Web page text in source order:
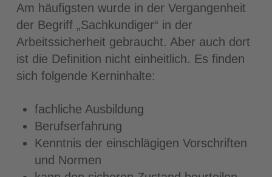
Am häufigsten wurde in der Vergangenheit
der Begriff „Sachkundiger“ in der
Arbeitssicherheit gebraucht. Aber auch dort
ist die Definition nicht einheitlich. Es finden
sich folgende Kerninhalte:
fachliche Ausbildung
Berufserfahrung
Kenntnis der einschlägigen Vorschriften
und Normen